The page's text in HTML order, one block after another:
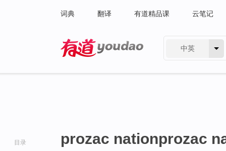
词典 翻译 有道精品课 云笔记
中英
目录 prozac nationprozac